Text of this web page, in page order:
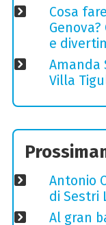
Cosa
e
Amanda
Villa
Antonio
di Sestri
Al gran